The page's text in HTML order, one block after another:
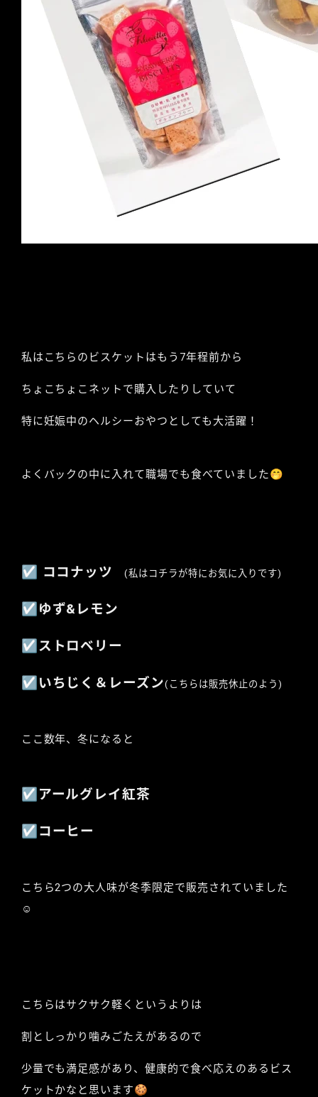
私はこちらのビスケットはもう7年程前から
ちょこちょこネットで購入したりしていて
特に妊娠中のヘルシーおやつとしても大活躍！
よくバックの中に入れて職場でも食べていました🤭
☑︎ ココナッツ (私はコチラが特にお気に入りです)
☑︎ゆず&レモン
☑︎ストロベリー
☑︎いちじく＆レーズン(こちらは販売休止のよう)
ここ数年、冬になると
☑︎アールグレイ紅茶
☑︎コーヒー
こちら2つの大人味が冬季限定で販売されていました
☺︎
こちらはサクサク軽くというよりは
割としっかり噛みごたえがあるので
少量でも満足感があり、健康的で食べ応えのあるビス
ケットかなと思います🍪